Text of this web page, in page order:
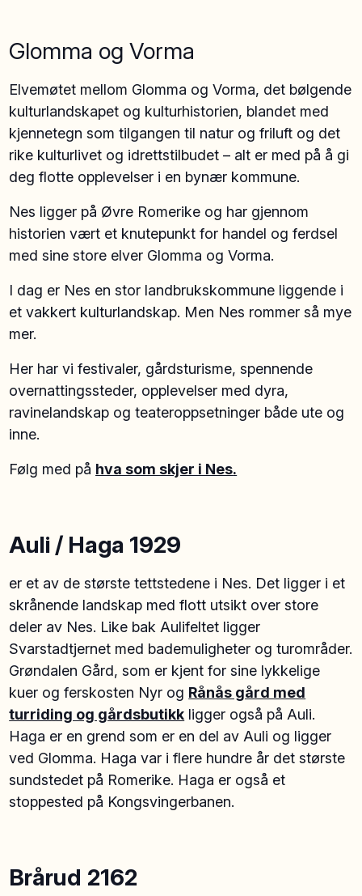
Glomma og Vorma
Elvemøtet mellom Glomma og Vorma, det bølgende
kulturlandskapet og kulturhistorien, blandet med
kjennetegn som tilgangen til natur og friluft og det
rike kulturlivet og idrettstilbudet – alt er med på å gi
deg flotte opplevelser i en bynær kommune.
Nes ligger på Øvre Romerike og har gjennom
historien vært et knutepunkt for handel og ferdsel
med sine store elver Glomma og Vorma.
I dag er Nes en stor landbrukskommune liggende i
et vakkert kulturlandskap. Men Nes rommer så mye
mer.
Her har vi festivaler, gårdsturisme, spennende
overnattingssteder, opplevelser med dyra,
ravinelandskap og teateroppsetninger både ute og
inne.
Følg med på hva som skjer i Nes.
Auli / Haga 1929
er et av de største tettstedene i Nes. Det ligger i et
skrånende landskap med flott utsikt over store
deler av Nes. Like bak Aulifeltet ligger
Svarstadtjernet med bademuligheter og turområder.
Grøndalen Gård, som er kjent for sine lykkelige
kuer og ferskosten Nyr og Rånås gård med
turriding og gårdsbutikk ligger også på Auli.
Haga er en grend som er en del av Auli og ligger
ved Glomma. Haga var i flere hundre år det største
sundstedet på Romerike. Haga er også et
stoppested på Kongsvingerbanen.
Brårud 2162